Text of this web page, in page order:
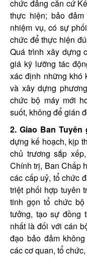
chức đảng căn cứ
thực hiện; bảo
nhiệm vụ, có sự
chức để thực hiện
Quá trình xây dựng
giá kỹ lưỡng tác
xác định những khó
và xây dựng
chức bộ máy mới
suốt, không để gián
2. Giao Ban
dựng kế hoạch, kịp
chủ trương sắp
Chính trị, Ban Chấp
các cấp uỷ, tổ chức
triệt phối hợp tuyên
tinh gọn tổ chức
tưởng, tạo sự đồng
nhất là đối với cán
đạo bảo đảm
các cơ quan, tổ